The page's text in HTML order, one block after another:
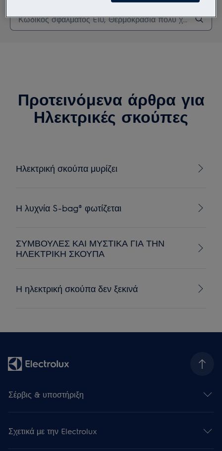
Προτεινόμενα άρθρα για
Ηλεκτρικές σκούπες
Ηλεκτρική σκούπα μυρίζει
Η λυχνία S-bag® φωτίζεται
ΣΥΜΒΟΥΛΕΣ ΚΑΙ ΜΥΣΤΙΚΑ ΓΙΑ ΤΗΝ
ΗΛΕΚΤΡΙΚΗ ΣΚΟΥΠΑ
Η ηλεκτρική σκούπα δεν ξεκινά
Σέρβις & υποστήριξη
Σχετικά με την Electrolux